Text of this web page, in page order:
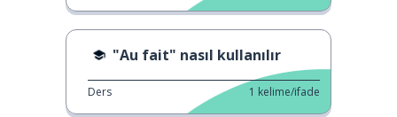
"Au fait" nasıl kullanılır
Ders 1 kelime/ifade